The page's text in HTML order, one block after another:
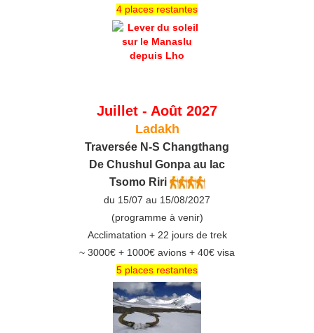
4 places restantes
Juillet - Août 2027
Ladakh
Traversée N-S Changthang
De C hushul Gonpa au lac
Tsomo Riri
du 15/07 au 15/08/2027
(programme à venir)
Acclimatation + 22 jours de trek
~ 3000€ + 1000€ avions + 40€ visa
5 places restantes